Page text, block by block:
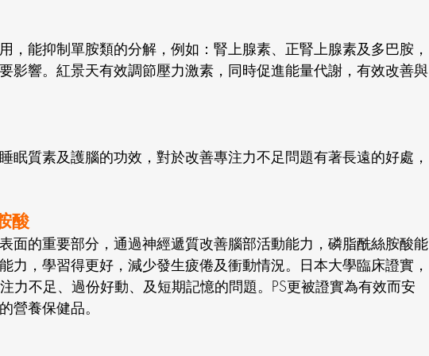
，能抑制單胺類的分解，例如：腎上腺素、正腎上腺素及多巴胺，
影響。紅景天有效調節壓力激素，同時促進能量代謝，有效改善與
眠質素及護腦的功效，對於改善專注力不足問題有著長遠的好處，
酸
面的重要部分，通過神經遞質改善腦部活動能力，磷脂酰絲胺酸能
力，學習得更好，減少發生疲倦及衝動情況。日本大學臨床證實，
力不足、過份好動、及短期記憶的問題。PS更被證實為有效而安
營養保健品。